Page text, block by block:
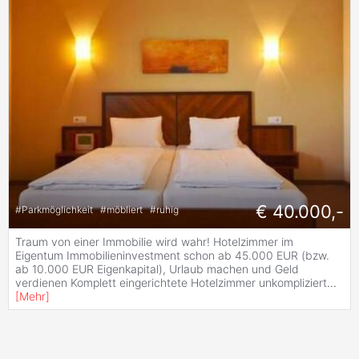
#Parkmöglichkeit #möbliert #ruhig € 40.000,-
Traum von einer Immobilie wird wahr! Hotelzimmer im
Eigentum Immobilieninvestment schon ab 45.000 EUR (bzw.
ab 10.000 EUR Eigenkapital), Urlaub machen und Geld
verdienen Komplett eingerichtete Hotelzimmer unkompliziert...
[Mehr]